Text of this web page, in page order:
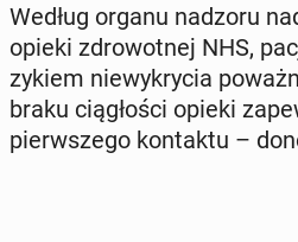
Według organu nadzoru
opieki zdro­wot­nej NHS,
zy­kiem nie­wy­kry­cia
braku cią­gło­ści opieki
pierw­sze­go kon­tak­tu –